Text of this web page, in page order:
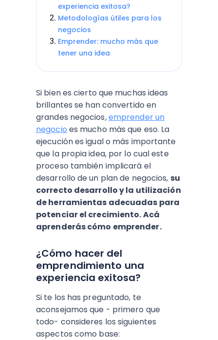
experiencia exitosa?
Metodologías útiles para los
negocios
Emprender: mucho más que
tener una idea
Si bien es cierto que muchas ideas
brillantes se han convertido en
grandes negocios,emprender un
negocio es mucho más que eso. La
ejecución es igual o más importante
que la propia idea, por lo cual este
proceso también implicará el
desarrollo de un plan de negocios, su
correcto desarrollo y la utilización
de herramientas adecuadas para
potenciar el crecimiento. Acá
aprenderás cómo emprender.
¿Cómo hacer del
emprendimiento una
experiencia exitosa?
Si te los has preguntado, te
aconsejamos que - primero que
todo- consideres los siguientes
aspectos como base: